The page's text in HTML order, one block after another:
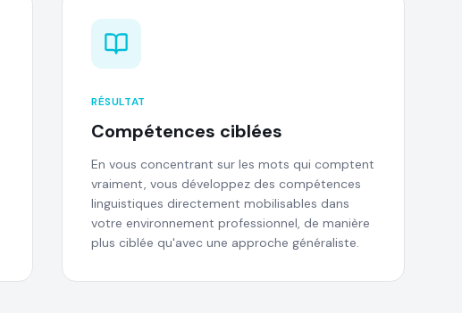
RÉSULTAT
Compétences ciblées
En vous concentrant sur les mots qui comptent
vraiment, vous développez des compétences
linguistiques directement mobilisables dans
votre environnement professionnel, de manière
plus ciblée qu'avec une approche généraliste.